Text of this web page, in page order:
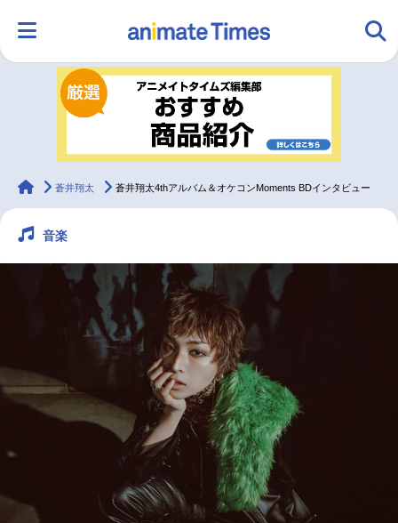
ランキング アニメ
ラジオ
配信・Vtuber トレンド
アニメ記事一覧 声優記事一覧
アニメ映画一覧 実写化映画一覧
今期アニメ曜日別一覧
春アニメ 夏アニメ
animateTimes
蒼井翔太 蒼井翔太4thアルバム＆オケコンMoments BDインタビュー
音楽